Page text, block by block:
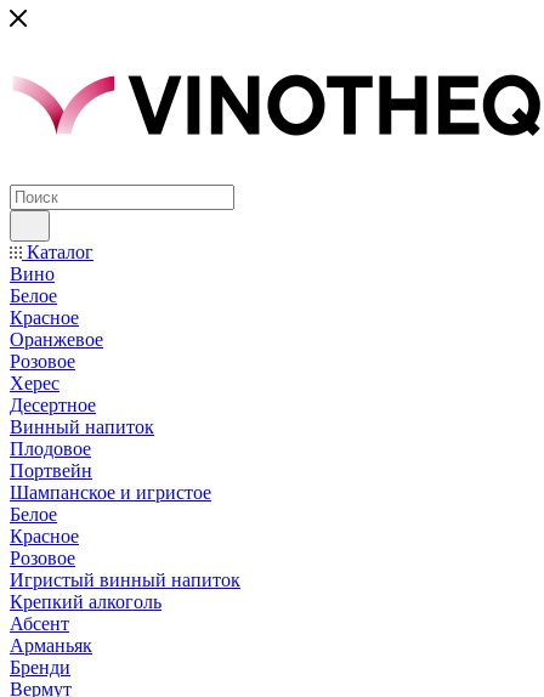
Каталог
Вино
Белое
Красное
Оранжевое
Розовое
Херес
Десертное
Винный напиток
Плодовое
Портвейн
Шампанское и игристое
Белое
Красное
Розовое
Игристый винный напиток
Крепкий алкоголь
Абсент
Арманьяк
Бренди
Вермут